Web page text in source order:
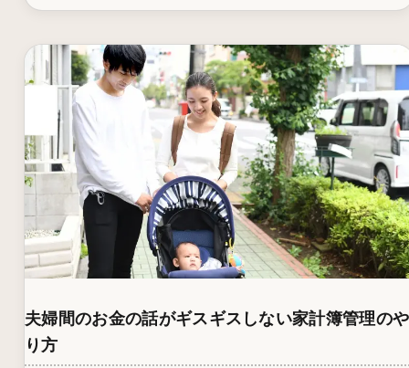
夫婦間のお金の話がギスギスしない家計簿管理のや
り方